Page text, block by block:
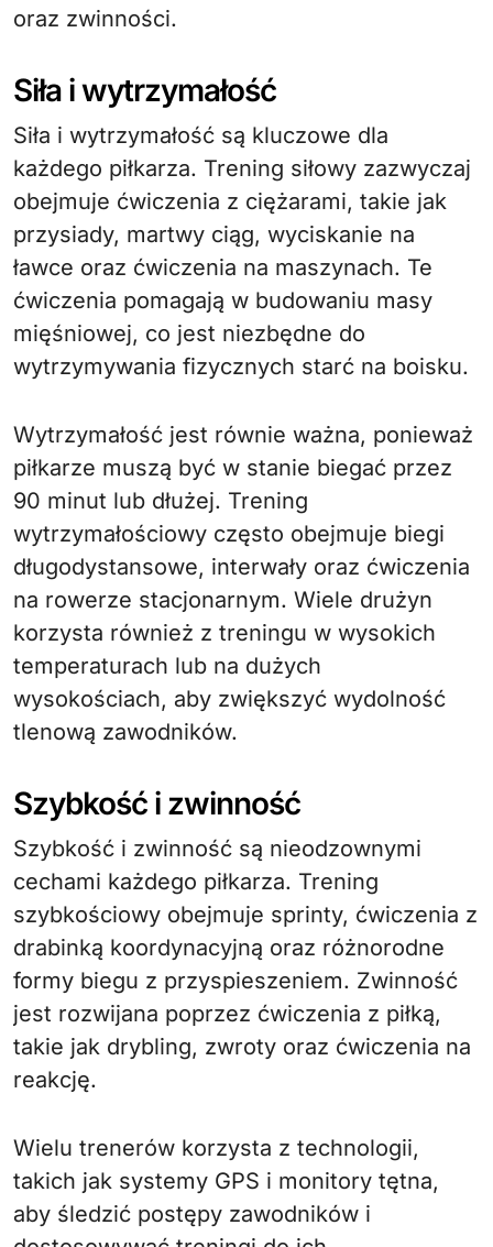
oraz zwinności.
Siła i wytrzymałość
Siła i wytrzymałość są kluczowe dla
każdego piłkarza. Trening siłowy zazwyczaj
obejmuje ćwiczenia z ciężarami, takie jak
przysiady, martwy ciąg, wyciskanie na
ławce oraz ćwiczenia na maszynach. Te
ćwiczenia pomagają w budowaniu masy
mięśniowej, co jest niezbędne do
wytrzymywania fizycznych starć na boisku.
Wytrzymałość jest równie ważna, ponieważ
piłkarze muszą być w stanie biegać przez
90 minut lub dłużej. Trening
wytrzymałościowy często obejmuje biegi
długodystansowe, interwały oraz ćwiczenia
na rowerze stacjonarnym. Wiele drużyn
korzysta również z treningu w wysokich
temperaturach lub na dużych
wysokościach, aby zwiększyć wydolność
tlenową zawodników.
Szybkość i zwinność
Szybkość i zwinność są nieodzownymi
cechami każdego piłkarza. Trening
szybkościowy obejmuje sprinty, ćwiczenia z
drabinką koordynacyjną oraz różnorodne
formy biegu z przyspieszeniem. Zwinność
jest rozwijana poprzez ćwiczenia z piłką,
takie jak drybling, zwroty oraz ćwiczenia na
reakcję.
Wielu trenerów korzysta z technologii,
takich jak systemy GPS i monitory tętna,
aby śledzić postępy zawodników i